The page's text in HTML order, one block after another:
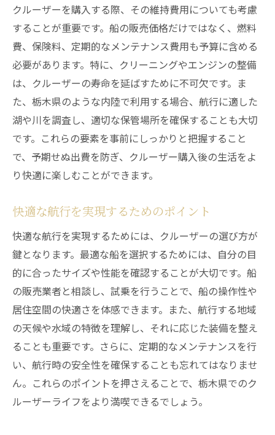
ナンスサービス
メンテナンス契約の重要性と選び方
栃木県内での信頼できるメンテナンス業者
長期間使用するためのメンテナンスポイン
ト
季節ごとの保管方法とそのコツ
クルーザーの寿命を延ばすメンテナンス方
法
緊急時に備えるためのサポート情報
クルーザーを購入する際、その維持費用についても考慮
することが重要です。船の販売価格だけではなく、燃料
費、保険料、定期的なメンテナンス費用も予算に含める
必要があります。特に、クリーニングやエンジンの整備
は、クルーザーの寿命を延ばすために不可欠です。ま
た、栃木県のような内陸で利用する場合、航行に適した
湖や川を調査し、適切な保管場所を確保することも大切
です。これらの要素を事前にしっかりと把握すること
で、予期せぬ出費を防ぎ、クルーザー購入後の生活をよ
り快適に楽しむことができます。
快適な航行を実現するためのポイント
快適な航行を実現するためには、クルーザーの選び方が
鍵となります。最適な船を選択するためには、自分の目
的に合ったサイズや性能を確認することが大切です。船
の販売業者と相談し、試乗を行うことで、船の操作性や
居住空間の快適さを体感できます。また、航行する地域
の天候や水域の特徴を理解し、それに応じた装備を整え
ることも重要です。さらに、定期的なメンテナンスを行
い、航行時の安全性を確保することも忘れてはなりませ
ん。これらのポイントを押さえることで、栃木県でのク
ルーザーライフをより満喫できるでしょう。